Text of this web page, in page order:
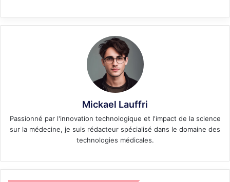
Mickael Lauffri
Passionné par l'innovation technologique et l'impact de la science
sur la médecine, je suis rédacteur spécialisé dans le domaine des
technologies médicales.